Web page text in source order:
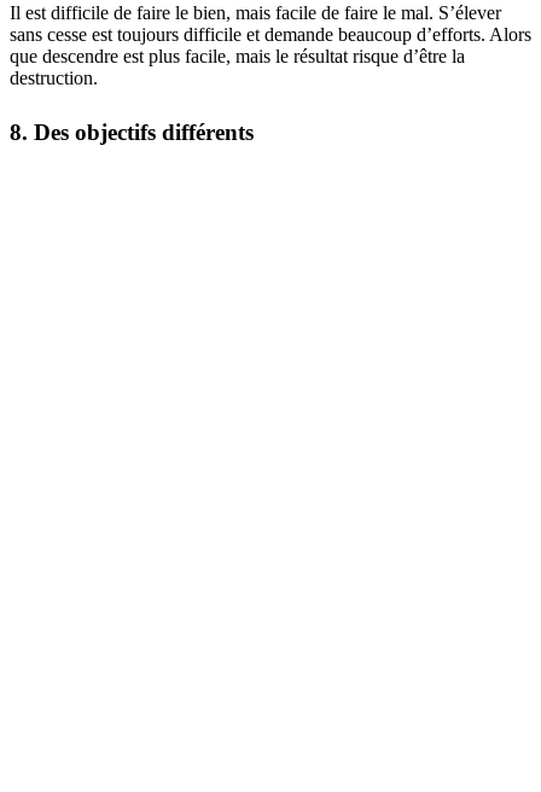
Il est difficile de faire le bien, mais facile de faire le mal. S’élever
sans cesse est toujours difficile et demande beaucoup d’efforts. Alors
que descendre est plus facile, mais le résultat risque d’être la
destruction.
8. Des objectifs différents